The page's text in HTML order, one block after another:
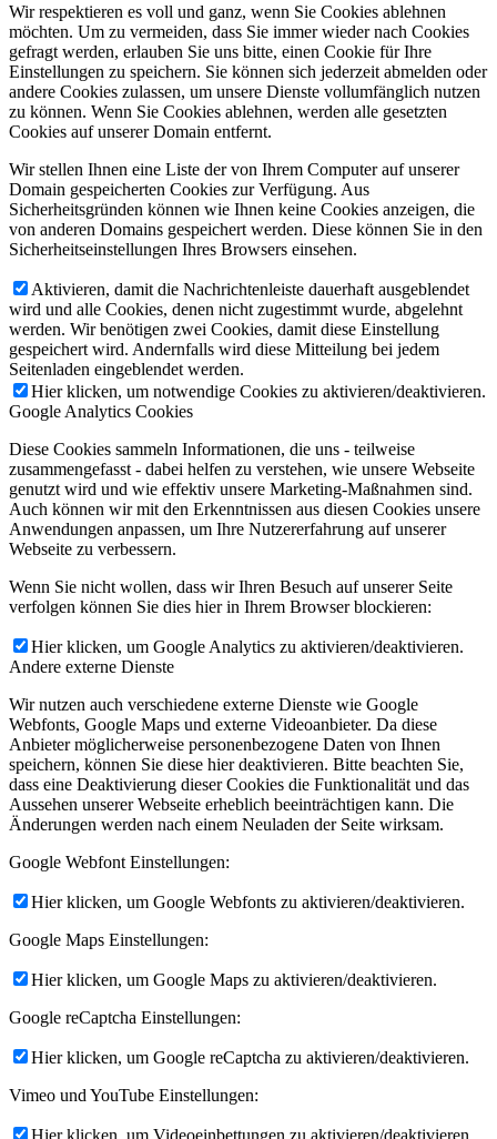
Wir respektieren es voll und ganz, wenn Sie Cookies ablehnen
möchten. Um zu vermeiden, dass Sie immer wieder nach Cookies
gefragt werden, erlauben Sie uns bitte, einen Cookie für Ihre
Einstellungen zu speichern. Sie können sich jederzeit abmelden oder
andere Cookies zulassen, um unsere Dienste vollumfänglich nutzen
zu können. Wenn Sie Cookies ablehnen, werden alle gesetzten
Cookies auf unserer Domain entfernt.
Wir stellen Ihnen eine Liste der von Ihrem Computer auf unserer
Domain gespeicherten Cookies zur Verfügung. Aus
Sicherheitsgründen können wie Ihnen keine Cookies anzeigen, die
von anderen Domains gespeichert werden. Diese können Sie in den
Sicherheitseinstellungen Ihres Browsers einsehen.
Aktivieren, damit die Nachrichtenleiste dauerhaft ausgeblendet
wird und alle Cookies, denen nicht zugestimmt wurde, abgelehnt
werden. Wir benötigen zwei Cookies, damit diese Einstellung
gespeichert wird. Andernfalls wird diese Mitteilung bei jedem
Seitenladen eingeblendet werden.
Hier klicken, um notwendige Cookies zu aktivieren/deaktivieren.
Google Analytics Cookies
Diese Cookies sammeln Informationen, die uns - teilweise
zusammengefasst - dabei helfen zu verstehen, wie unsere Webseite
genutzt wird und wie effektiv unsere Marketing-Maßnahmen sind.
Auch können wir mit den Erkenntnissen aus diesen Cookies unsere
Anwendungen anpassen, um Ihre Nutzererfahrung auf unserer
Webseite zu verbessern.
Wenn Sie nicht wollen, dass wir Ihren Besuch auf unserer Seite
verfolgen können Sie dies hier in Ihrem Browser blockieren:
Hier klicken, um Google Analytics zu aktivieren/deaktivieren.
Andere externe Dienste
Wir nutzen auch verschiedene externe Dienste wie Google
Webfonts, Google Maps und externe Videoanbieter. Da diese
Anbieter möglicherweise personenbezogene Daten von Ihnen
speichern, können Sie diese hier deaktivieren. Bitte beachten Sie,
dass eine Deaktivierung dieser Cookies die Funktionalität und das
Aussehen unserer Webseite erheblich beeinträchtigen kann. Die
Änderungen werden nach einem Neuladen der Seite wirksam.
Google Webfont Einstellungen:
Hier klicken, um Google Webfonts zu aktivieren/deaktivieren.
Google Maps Einstellungen:
Hier klicken, um Google Maps zu aktivieren/deaktivieren.
Google reCaptcha Einstellungen:
Hier klicken, um Google reCaptcha zu aktivieren/deaktivieren.
Vimeo und YouTube Einstellungen:
Hier klicken, um Videoeinbettungen zu aktivieren/deaktivieren.